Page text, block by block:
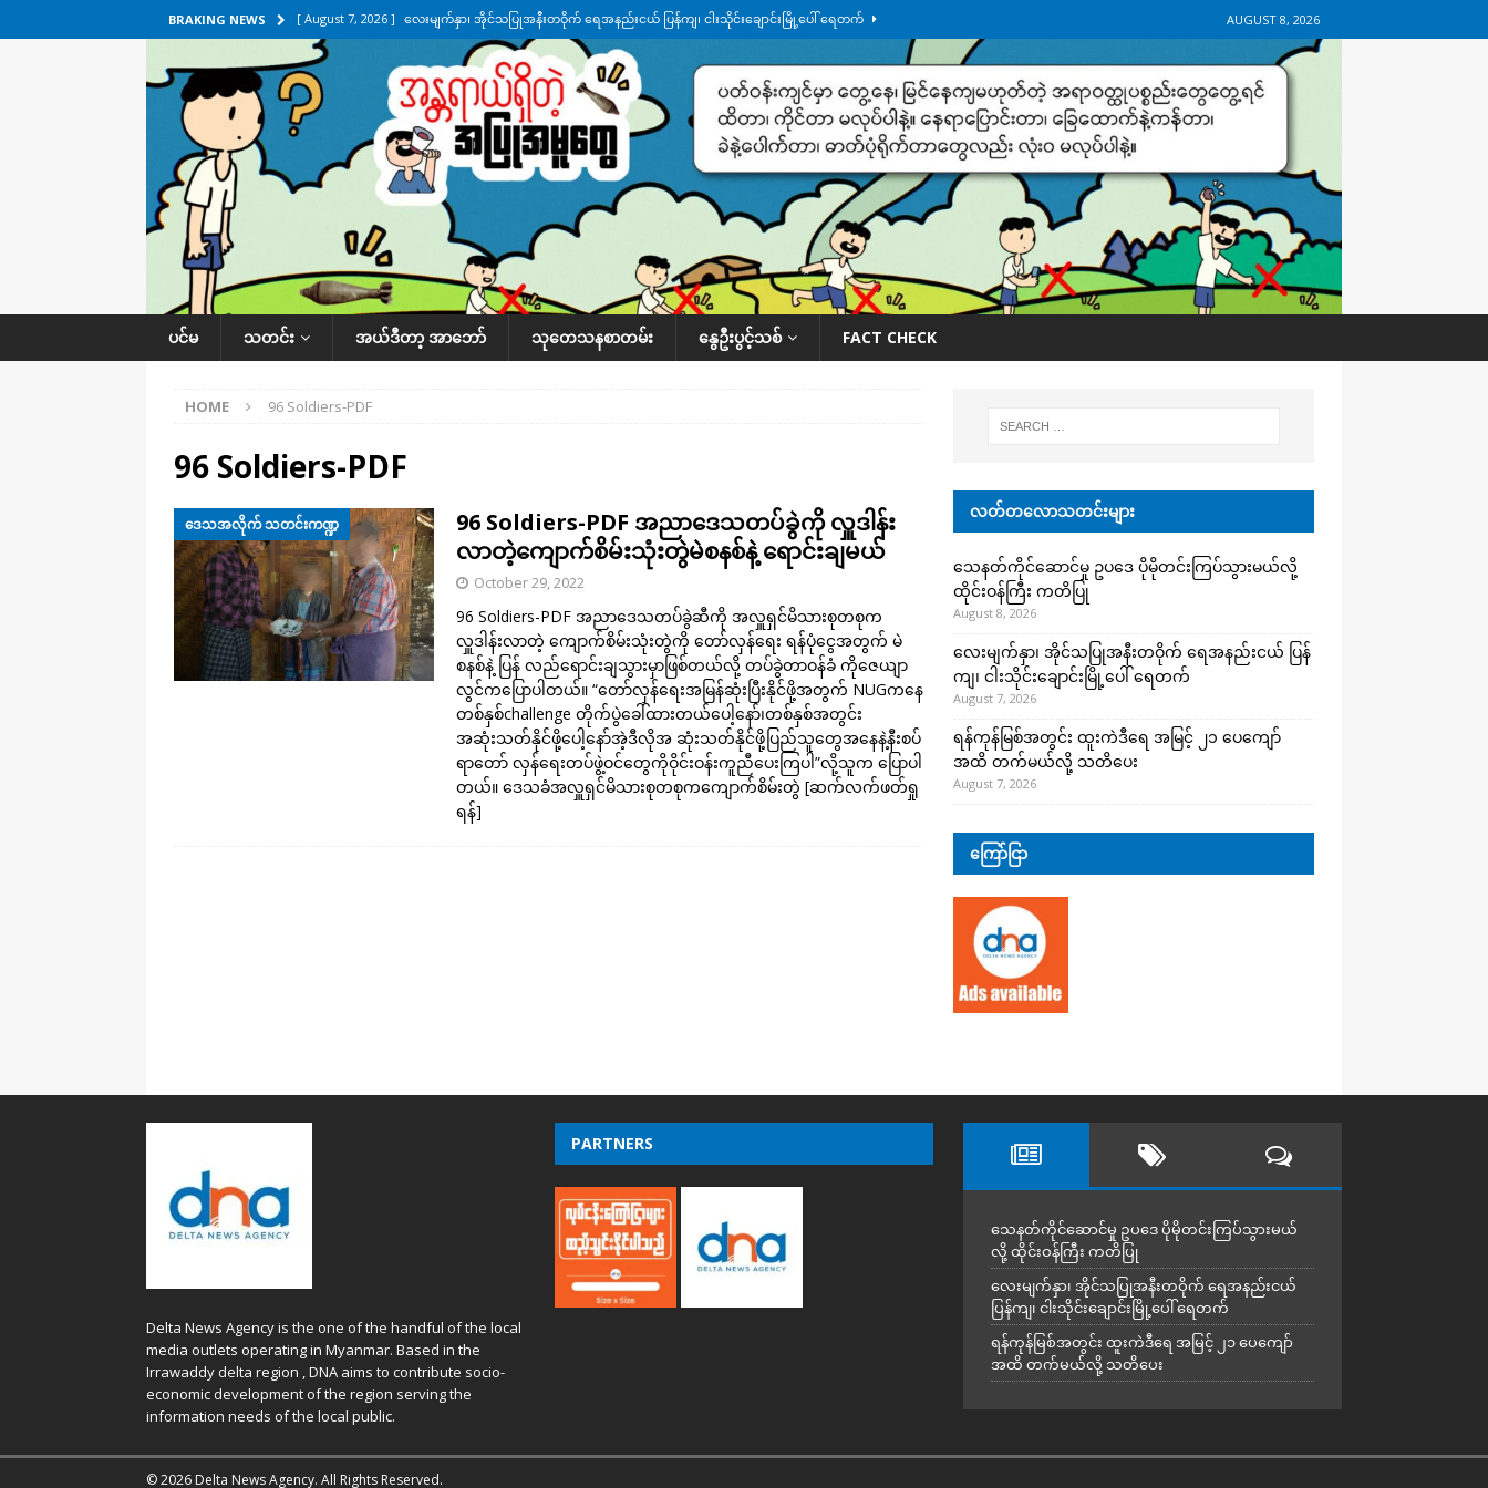
BRAKING NEWS [ August 7, 2026 ] လေးမျက်နှာ၊ အိုင်သပြုအနီးတဝိုက် ရေအနည်းငယ် ပြန်ကျ၊ ငါးသိုင်းချောင်းမြို့ပေါ် ရေတက်
ဒေသအလိုက် သတင်းကဏ္ဍ
[ August 7, 2026 ] ရန်ကုန်မြစ်အတွင်း ထူးကဲဒီရေ အ​မြင့် ၂၁ ပေကျော်အထိ တက်မယ်လို့ သတိပေး ဒေသအလိုက်
သတင်းကဏ္ဍ
[ August 7, 2026 ] လွှတ်တော်ကို ရောက်လာတဲ့ ဦးမင်အောင်လှိုင်ကို ထိုင်းလွှတ်တော်အမတ် အော်ဟစ်ဆန္ဒပြ
UNCATEGORIZED
[ August 6, 2026 ] တာကျိုးပြီး ခုနှစ်ရက်မြောက်နေ့မှာ ငသိုင်းချောင်းမြို့ကို ရေစတင်ရောက်ရှိ ဒေသအလိုက် သတင်း
ကဏ္ဍ
[ August 8, 2026 ] သေနတ်ကိုင်ဆောင်မှု ဥပဒေ ပိုမိုတင်းကြပ်သွားမယ်လို့ ထိုင်းဝန်ကြီး ကတိပြု နိုင်ငံတကာရေးရာ
AUGUST 8, 2026
ပင်မ သတင်း အယ်ဒီတာ့ အာဘော် သုတေသနစာတမ်း နွေဦးပွင့်သစ် FACT CHECK
HOME 96 Soldiers-PDF
96 Soldiers-PDF
ဒေသအလိုက် သတင်းကဏ္ဍ
96 Soldiers-PDF အညာဒေသတပ်ခွဲကို လှူဒါန်း
လာတဲ့ကျောက်စိမ်းသုံးတွဲမဲစနစ်နဲ့ ရောင်းချမယ်
October 29, 2022
96 Soldiers-PDF အညာဒေသတပ်ခွဲဆီကို ​အလှူရှင်မိသားစုတစုက
လှူဒါန်းလာတဲ့ ကျောက်စိမ်းသုံးတွဲကို တော်လှန်ရေး ရန်ပုံငွေအတွက် မဲ
စနစ်နဲ့ ပြန် လည်ရောင်းချသွားမှာဖြစ်တယ်လို့ တပ်ခွဲတာဝန်ခံ ကိုဇေယျာ
လွင်ကပြောပါတယ်။ “တော်လှန်ရေးအမြန်ဆုံးပြီးနိုင်ဖို့အတွက် NUGကနေ
တစ်နှစ်challenge တိုက်ပွဲခေါ်ထားတယ်ပေါ့နော်၊တစ်နှစ်အတွင်း
အဆုံးသတ်နိုင်ဖို့ပေါ့နော်အဲ့ဒီလိုအ ဆုံးသတ်နိုင်ဖို့ပြည်သူတွေအနေနဲ့နီးစပ်
ရာတော် လှန်ရေးတပ်ဖွဲ့ဝင်တွေကိုဝိုင်းဝန်းကူညီပေးကြပါ”လို့သူက ပြောပါ
တယ်။ ဒေသခံအလှူရှင်မိသားစုတစုကကျောက်စိမ်းတွဲ [ဆက်လက်ဖတ်ရှု
ရန်]
လတ်တလောသတင်းများ
သေနတ်ကိုင်ဆောင်မှု ဥပဒေ ပိုမိုတင်းကြပ်သွားမယ်လို့
ထိုင်းဝန်ကြီး ကတိပြု
August 8, 2026
လေးမျက်နှာ၊ အိုင်သပြုအနီးတဝိုက် ရေအနည်းငယ် ပြန်
ကျ၊ ငါးသိုင်းချောင်းမြို့ပေါ် ရေတက်
August 7, 2026
ရန်ကုန်မြစ်အတွင်း ထူးကဲဒီရေ အ​မြင့် ၂၁ ပေကျော်
အထိ တက်မယ်လို့ သတိပေး
August 7, 2026
ကြော်ငြာ
Delta News Agency is the one of the handful of the local
media outlets operating in Myanmar. Based in the
Irrawaddy delta region , DNA aims to contribute socio-
economic development of the region serving the
information needs of the local public.
PARTNERS
သေနတ်ကိုင်ဆောင်မှု ဥပဒေ ပိုမိုတင်းကြပ်သွားမယ်
လို့ ထိုင်းဝန်ကြီး ကတိပြု
လေးမျက်နှာ၊ အိုင်သပြုအနီးတဝိုက် ရေအနည်းငယ်
ပြန်ကျ၊ ငါးသိုင်းချောင်းမြို့ပေါ် ရေတက်
ရန်ကုန်မြစ်အတွင်း ထူးကဲဒီရေ အ​မြင့် ၂၁ ပေကျော်
အထိ တက်မယ်လို့ သတိပေး
© 2026 Delta News Agency. All Rights Reserved.